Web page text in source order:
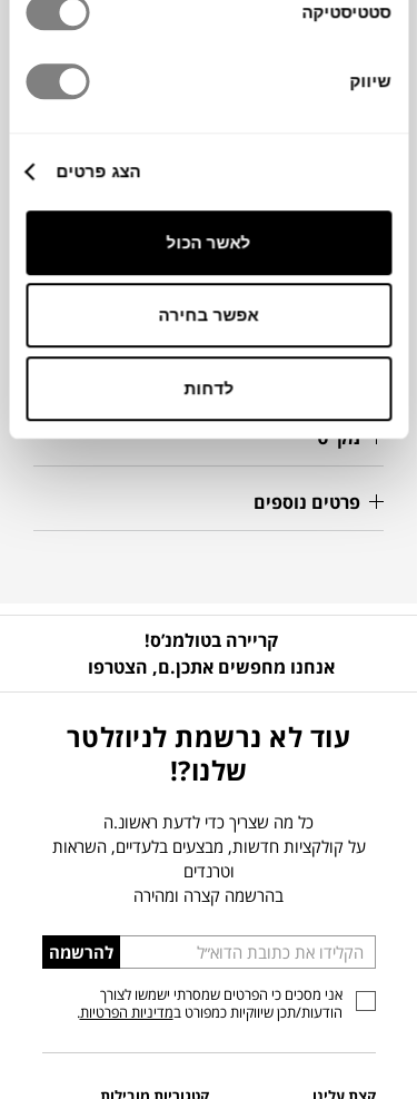
סטטיסטיקה
שיווק
הצג פרטים
לאשר הכול
אפשר בחירה
לדחות
הכלים נוחים וקלים לשימוש יומיומי, עם דגש על
הכלים מיוצרים מעץ אלון לבן, אשר מתאפיין
4X24 ס"מ
מק"ט
פרטים נוספים
קריירה בטולמנ’ס!
אנחנו מחפשים אתכן.ם, הצטרפו
עוד לא נרשמת לניוזלטר
שלנו?!
כל מה שצריך כדי לדעת ראשונ.ה
על קולקציות חדשות, מבצעים בלעדיים, השראות
וטרנדים
בהרשמה קצרה ומהירה
הכניסו
כתובת
דוא”ל
להרשמה
אני מסכים כי הפרטים שמסרתי ישמשו לצורך
הודעות/תכן שיווקיות כמפורט במדיניות הפרטיות.